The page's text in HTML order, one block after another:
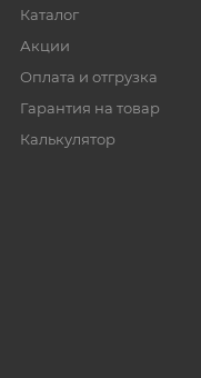
Каталог
Акции
Оплата и отгрузка
Гарантия на товар
Калькулятор